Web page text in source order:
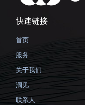
快速链接
首页
服务
关于我们
洞见
联系人